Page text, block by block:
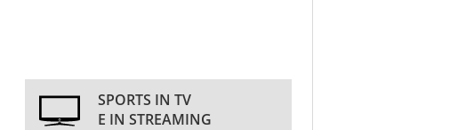
SPORTS IN TV
E IN STREAMING